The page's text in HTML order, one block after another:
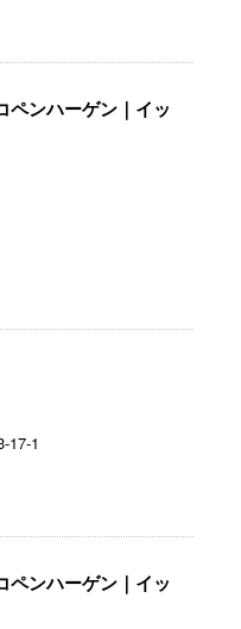
ペンハーゲン｜イッ
17-1
ペンハーゲン｜イッ